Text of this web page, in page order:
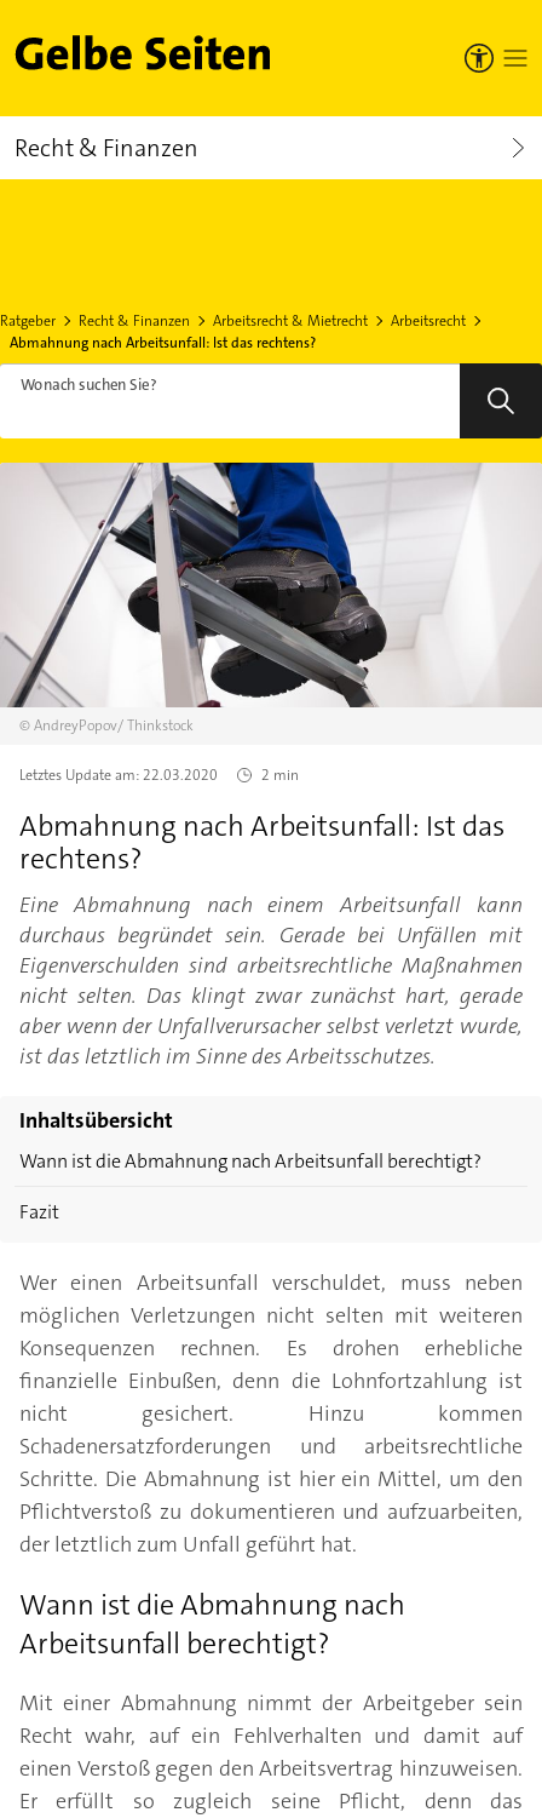
Gelbe Seiten
Recht & Finanzen
Ratgeber Recht & Finanzen Arbeitsrecht & Mietrecht
Arbeitsrecht
Abmahnung nach Arbeitsunfall: Ist das rechtens?
Wonach suchen Sie?
©AndreyPopov/Thinkstock
Letztes Update am:22.03.2020 2 min
Abmahnung nach Arbeitsunfall: Ist das
rechtens?
Eine Abmahnung nach einem Arbeitsunfall kann
durchaus begründet sein. Gerade bei Unfällen mit
Eigenverschulden sind arbeitsrechtliche Maßnahmen
nicht selten. Das klingt zwar zunächst hart, gerade
aber wenn der Unfallverursacher selbst verletzt wurde,
ist das letztlich im Sinne des Arbeitsschutzes.
Inhaltsübersicht
Wann ist die Abmahnung nach Arbeitsunfall berechtigt?
Fazit
Wer einen Arbeitsunfall verschuldet, muss neben
möglichen Verletzungen nicht selten mit weiteren
Konsequenzen rechnen. Es drohen erhebliche
finanzielle Einbußen, denn die Lohnfortzahlung ist
nicht gesichert. Hinzu kommen
Schadenersatzforderungen und arbeitsrechtliche
Schritte. Die Abmahnung ist hier ein Mittel, um den
Pflichtverstoß zu dokumentieren und aufzuarbeiten,
der letztlich zum Unfall geführt hat.
Wann ist die Abmahnung nach
Arbeitsunfall berechtigt?
Mit einer Abmahnung nimmt der Arbeitgeber sein
Recht wahr, auf ein Fehlverhalten und damit auf
einen Verstoß gegen den Arbeitsvertrag hinzuweisen.
Er erfüllt so zugleich seine Pflicht, denn das